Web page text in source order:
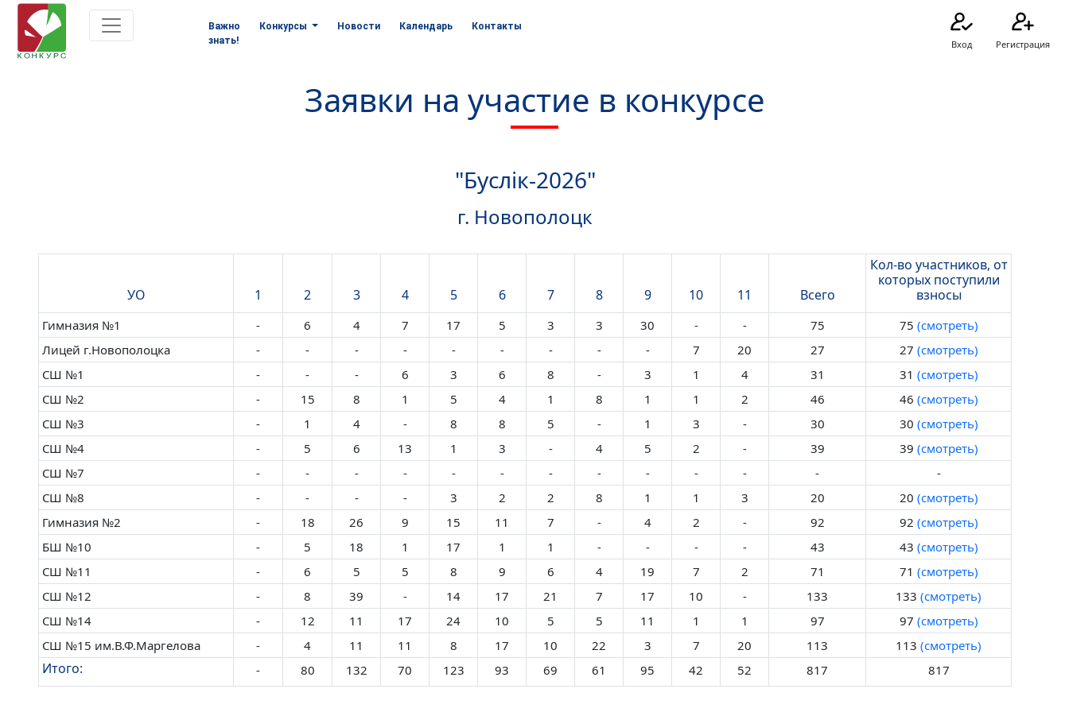
Важно
знать!
Конкурсы Новости Календарь Контакты
Вход Регистрация
Заявки на участие в конкурсе
"Буслік-2026"
г. Новополоцк
УО 1 2 3 4 5 6 7 8 9 10 11 Всего
Кол-во участников, от
которых поступили
взносы
Гимназия №1 - 6 4 7 17 5 3 3 30 - - 75 75 (смотреть)
Лицей г.Новополоцка
- - - - - - - - - 7 20 27 27 (смотреть)
СШ №1
- - - 6 3 6 8 - 3 1 4 31 31 (смотреть)
СШ №2
- 15 8 1 5 4 1 8 1 1 2 46 46 (смотреть)
СШ №3
- 1 4 - 8 8 5 - 1 3 - 30 30 (смотреть)
СШ №4
- 5 6 13 1 3 - 4 5 2 - 39 39 (смотреть)
СШ №7
- - - - - - - - - - - -
-
СШ №8
- - - - 3 2 2 8 1 1 3 20 20 (смотреть)
Гимназия №2
- 18 26 9 15 11 7 - 4 2 - 92 92 (смотреть)
БШ №10
- 5 18 1 17 1 1 - - - - 43 43 (смотреть)
СШ №11
- 6 5 5 8 9 6 4 19 7 2 71 71 (смотреть)
СШ №12
- 8 39 - 14 17 21 7 17 10 - 133 133 (смотреть)
СШ №14
- 12 11 17 24 10 5 5 11 1 1 97 97 (смотреть)
СШ №15 им.В.Ф.Маргелова
- 4 11 11 8 17 10 22 3 7 20 113 113 (смотреть)
Итого: - 80 132 70 123 93 69 61 95 42 52 817 817